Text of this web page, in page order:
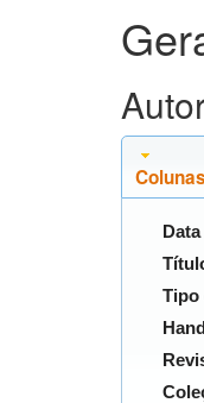
Colunas
Tipo